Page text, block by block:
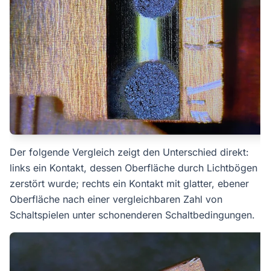
Der folgende Vergleich zeigt den Unterschied direkt:
links ein Kontakt, dessen Oberfläche durch Lichtbögen
zerstört wurde; rechts ein Kontakt mit glatter, ebener
Oberfläche nach einer vergleichbaren Zahl von
Schaltspielen unter schonenderen Schaltbedingungen.